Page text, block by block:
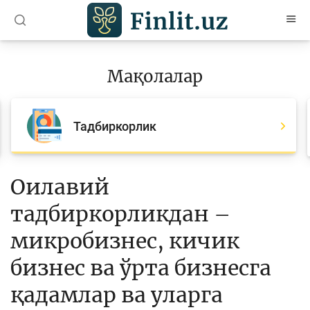
Барча мақолалар
Банк агентлари учун
Ислом молияси
Депозит (омонатлар)
Мақолалар
Тадбиркорлик
Оилавий
тадбиркорликдан –
микробизнес, кичик
бизнес ва ўрта бизнесга
қадамлар ва уларга